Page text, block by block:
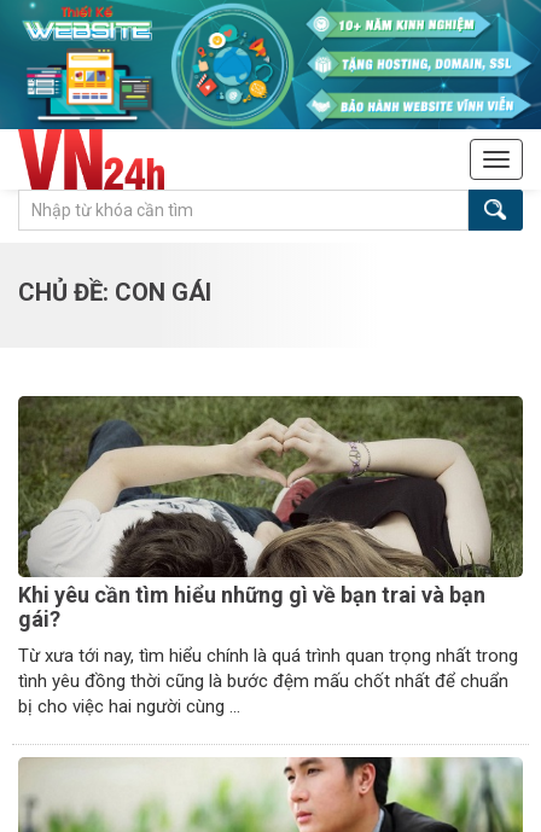
CHỦ ĐỀ: CON GÁI
Khi yêu cần tìm hiểu những gì về bạn trai và bạn
gái?
Từ xưa tới nay, tìm hiểu chính là quá trình quan trọng nhất trong
tình yêu đồng thời cũng là bước đệm mấu chốt nhất để chuẩn
bị cho việc hai người cùng ...